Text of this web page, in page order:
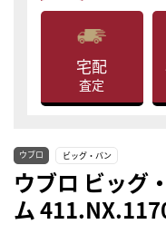
宅配
査定
ウブロ ビッグ・バン
ウブロ ビッグ
ム